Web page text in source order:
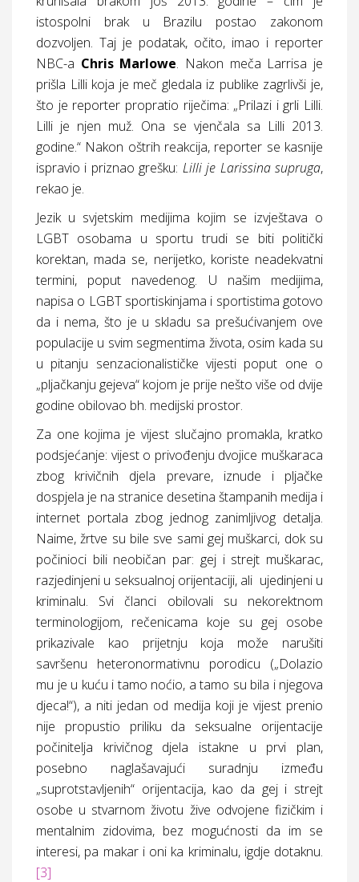
istospolni brak u Brazilu postao zakonom
dozvoljen. Taj je podatak, očito, imao i reporter
NBC-a Chris Marlowe. Nakon meča Larrisa je
prišla Lilli koja je meč gledala iz publike zagrlivši je,
što je reporter propratio riječima: „Prilazi i grli Lilli.
Lilli je njen muž. Ona se vjenčala sa Lilli 2013.
godine.“ Nakon oštrih reakcija, reporter se kasnije
ispravio i priznao grešku: Lilli je Larissina supruga,
rekao je.
Jezik u svjetskim medijima kojim se izvještava o
LGBT osobama u sportu trudi se biti politički
korektan, mada se, nerijetko, koriste neadekvatni
termini, poput navedenog. U našim medijima,
napisa o LGBT sportiskinjama i sportistima gotovo
da i nema, što je u skladu sa prešućivanjem ove
populacije u svim segmentima života, osim kada su
u pitanju senzacionalističke vijesti poput one o
„pljačkanju gejeva“ kojom je prije nešto više od dvije
godine obilovao bh. medijski prostor.
Za one kojima je vijest slučajno promakla, kratko
podsjećanje: vijest o privođenju dvojice muškaraca
zbog krivičnih djela prevare, iznude i pljačke
dospjela je na stranice desetina štampanih medija i
internet portala zbog jednog zanimljivog detalja.
Naime, žrtve su bile sve sami gej muškarci, dok su
počinioci bili neobičan par: gej i strejt muškarac,
razjedinjeni u seksualnoj orijentaciji, ali ujedinjeni u
kriminalu. Svi članci obilovali su nekorektnom
terminologijom, rečenicama koje su gej osobe
prikazivale kao prijetnju koja može narušiti
savršenu heteronormativnu porodicu („Dolazio
mu je u kuću i tamo noćio, a tamo su bila i njegova
djeca!“), a niti jedan od medija koji je vijest prenio
nije propustio priliku da seksualne orijentacije
počinitelja krivičnog djela istakne u prvi plan,
posebno naglašavajući suradnju između
„suprotstavljenih“ orijentacija, kao da gej i strejt
osobe u stvarnom životu žive odvojene fizičkim i
mentalnim zidovima, bez mogućnosti da im se
interesi, pa makar i oni ka kriminalu, igdje dotaknu.
[3]